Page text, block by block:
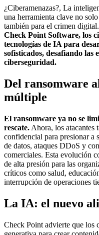
¿Ciberamenazas?, La
una herramienta clave no
también para el crimen digital.
Check Point Software, los
tecnologías de IA para
sofisticados, desafiando las
ciberseguridad.
Del ransomware
múltiple
El ransomware ya no se
rescate. Ahora, los atacantes
confidencial para presionar a
de datos, ataques DDoS y
comerciales. Esta evolución
de alta presión para las
críticos como salud,
interrupción de operaciones
La IA: el nuevo
Check Point advierte que los